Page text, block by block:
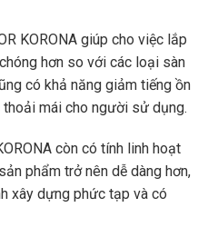
KORONA giúp cho việc lắp
hơn so với các loại sàn
có khả năng giảm tiếng ồn
mái cho người sử dụng.
còn có tính linh hoạt
phẩm trở nên dễ dàng hơn,
xây dựng phức tạp và có